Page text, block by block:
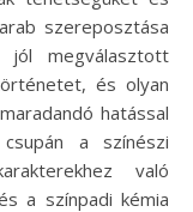
szereposztása
megválasztott
és olyan
hatással
a színészi
való
a színpadi kémia